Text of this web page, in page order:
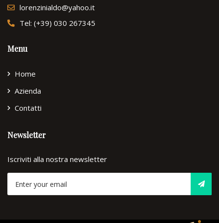
lorenzinialdo@yahoo.it
Tel: (+39) 030 267345
Menu
Home
Azienda
Contatti
Newsletter
Iscriviti alla nostra newsletter